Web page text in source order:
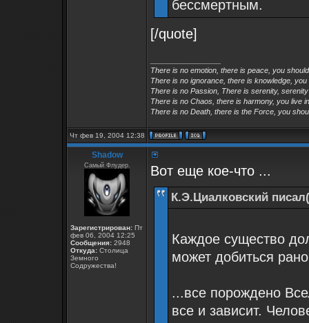
бессмертным.
[/quote]
There is no emotion, there is peace, you
There is no ignorance, there is knowledge,
There is no Passion, There is serenity,
There is no Chaos, there is harmony, you live
There is no Death, there is the Force, you
Чт фев 19, 2004 12:38
Shadow
Самый Флудер.
Зарегистрирован: Пт
фев 06, 2004 12:25
Сообщения: 2948
Откуда: Столица
Земного
Содружества!
Вот еще кое-что ...
К.Э.Циалковский
Каждое существо
может добиться
...все порождено
все и зависит.